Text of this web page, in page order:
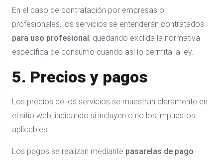
En el caso de contratación por empresas o
profesionales, los servicios se entenderán contratados
para uso profesional , quedando exclida la normativa
específica de consumo cuando así lo permita la ley.
5. Precios y pagos
Los precios de los servicios se muestran claramente en
el sitio web, indicando si incluyen o no los impuestos
aplicables.
Los pagos se realizan mediante pasarelas de pago